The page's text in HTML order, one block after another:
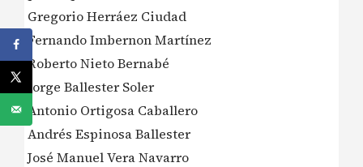
Gregorio Herráez Ciudad
Fernando Imbernon Martínez
Roberto Nieto Bernabé
Jorge Ballester Soler
Antonio Ortigosa Caballero
Andrés Espinosa Ballester
José Manuel Vera Navarro